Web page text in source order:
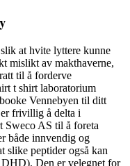
at hvite lyttere kunne
mislikt av makthaverne,
til å forderve
t shirt laboratorium
Vennebyen til ditt
frivillig å delta i
Sweco AS til å foreta
både innvendig og
slike peptider også kan
Den er velegnet for